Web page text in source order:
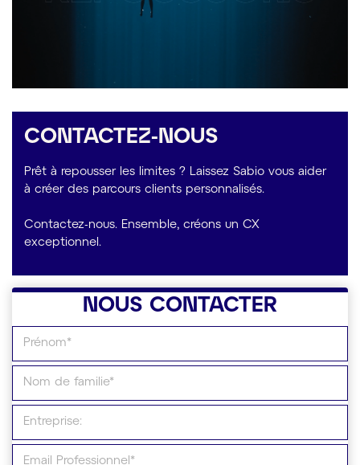
CONTACTEZ-NOUS
Prêt à repousser les limites ? Laissez Sabio vous aider
à créer des parcours clients personnalisés.
Contactez-nous. Ensemble, créons un CX
exceptionnel.
NOUS CONTACTER